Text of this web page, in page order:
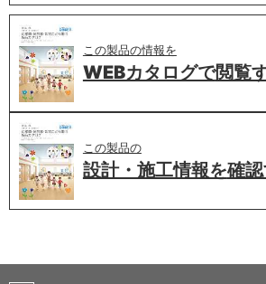
この製品の情報を
WEBカタログで閲覧
この製品の
設計・施工情報を確